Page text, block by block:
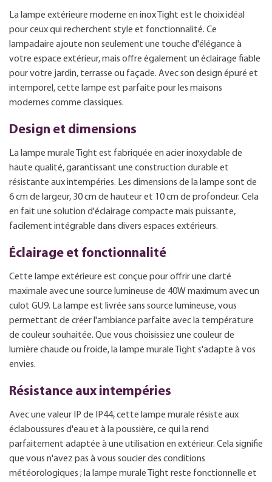
La lampe extérieure moderne en inox Tight est le choix idéal
pour ceux qui recherchent style et fonctionnalité. Ce
lampadaire ajoute non seulement une touche d'élégance à
votre espace extérieur, mais offre également un éclairage fiable
pour votre jardin, terrasse ou façade. Avec son design épuré et
intemporel, cette lampe est parfaite pour les maisons
modernes comme classiques.
Design et dimensions
La lampe murale Tight est fabriquée en acier inoxydable de
haute qualité, garantissant une construction durable et
résistante aux intempéries. Les dimensions de la lampe sont de
6 cm de largeur, 30 cm de hauteur et 10 cm de profondeur. Cela
en fait une solution d'éclairage compacte mais puissante,
facilement intégrable dans divers espaces extérieurs.
Éclairage et fonctionnalité
Cette lampe extérieure est conçue pour offrir une clarté
maximale avec une source lumineuse de 40W maximum avec un
culot GU9. La lampe est livrée sans source lumineuse, vous
permettant de créer l'ambiance parfaite avec la température
de couleur souhaitée. Que vous choisissiez une couleur de
lumière chaude ou froide, la lampe murale Tight s'adapte à vos
envies.
Résistance aux intempéries
Avec une valeur IP de IP44, cette lampe murale résiste aux
éclaboussures d'eau et à la poussière, ce qui la rend
parfaitement adaptée à une utilisation en extérieur. Cela signifie
que vous n'avez pas à vous soucier des conditions
météorologiques ; la lampe murale Tight reste fonctionnelle et